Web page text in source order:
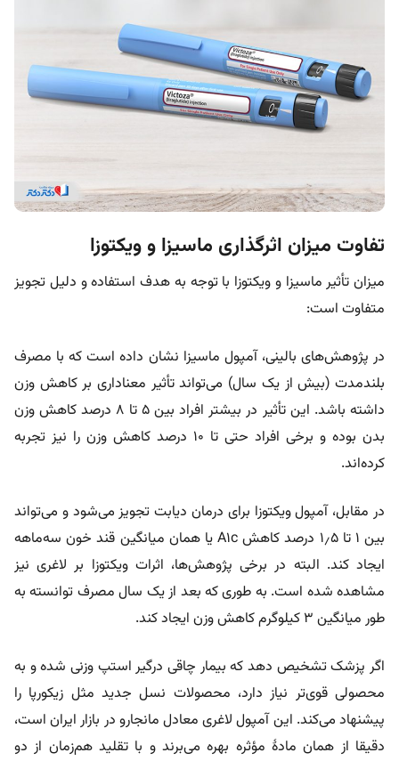
تفاوت میزان اثرگذاری ماسیزا و ویکتوزا
میزان تأثیر ماسیزا و ویکتوزا با توجه به هدف استفاده و دلیل تجویز
متفاوت است:
در پژوهش‌های بالینی، آمپول ماسیزا نشان داده است که با مصرف
بلندمدت (بیش از یک سال) می‌تواند تأثیر معناداری بر کاهش وزن
داشته باشد. این تأثیر در بیشتر افراد بین ۵ تا ۸ درصد کاهش وزن
بدن بوده و برخی افراد حتی تا ۱۰ درصد کاهش وزن را نیز تجربه
کرده‌اند.
در مقابل، آمپول ویکتوزا برای درمان دیابت تجویز می‌شود و می‌تواند
بین ۱ تا ۱٫۵ درصد کاهش A1c یا همان میانگین قند خون سه‌ماهه
ایجاد کند. البته در برخی پژوهش‌ها، اثرات ویکتوزا بر لاغری نیز
مشاهده شده است. به طوری که بعد از یک سال مصرف توانسته به
طور میانگین ۳ کیلوگرم کاهش وزن ایجاد کند.
اگر پزشک تشخیص دهد که بیمار چاقی درگیر استپ وزنی شده‌ و به
محصولی قوی‌تر نیاز دارد، محصولات نسل جدید مثل زیکورپا را
پیشنهاد می‌کند. این آمپول لاغری معادل مانجارو در بازار ایران است،
دقیقا از همان مادۀ مؤثره بهره می‌برند و با تقلید هم‌زمان از دو